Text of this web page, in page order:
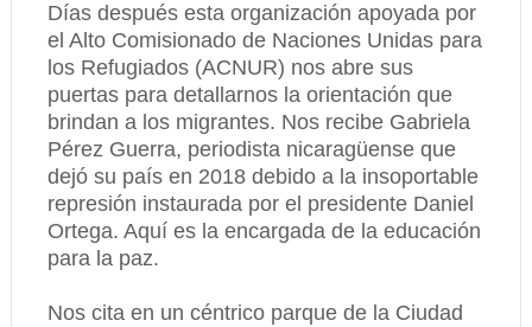
Días después esta organización apoyada por
el Alto Comisionado de Naciones Unidas para
los Refugiados (ACNUR) nos abre sus
puertas para detallarnos la orientación que
brindan a los migrantes. Nos recibe Gabriela
Pérez Guerra, periodista nicaragüense que
dejó su país en 2018 debido a la insoportable
represión instaurada por el presidente Daniel
Ortega. Aquí es la encargada de la educación
para la paz.
Nos cita en un céntrico parque de la Ciudad